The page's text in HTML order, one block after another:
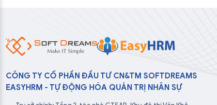
CÔNG TY CỔ PHẦN ĐẦU TƯ CN&TM SOFTDREAMS
EASYHRM - TỰ ĐỘNG HÓA QUẢN TRỊ NHÂN SỰ